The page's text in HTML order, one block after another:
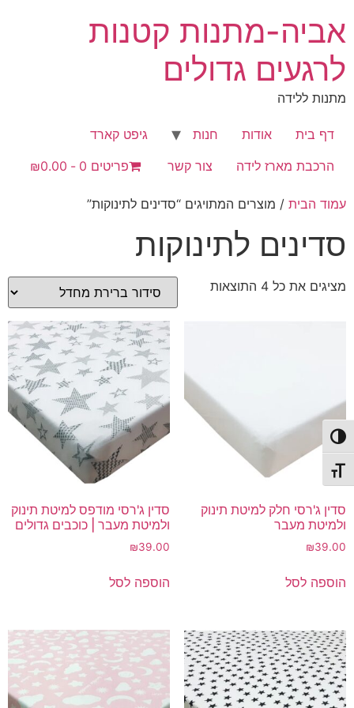
הפעל/כבה ניגודיות גבוהה
מתג גודל גופן
לתוכן
אביה-מתנות קטנות
לרגעים גדולים
מתנות ללידה
דף בית אודות חנות
גיפט קארד
הרכבת מארז לידה
צור קשר פריטים 0 ₪0.00
עמוד הבית / מוצרים המתויגים “סדינים לתינוקות”
סדינים לתינוקות
מציגים את כל ⁦4⁩ התוצאות
סדין ג'רסי חלק למיטת תינוק
ולמיטת מעבר
₪39.00
הוספה לסל
סדין ג'רסי מודפס למיטת תינוק
ולמיטת מעבר | כוכבים גדולים
₪39.00
הוספה לסל